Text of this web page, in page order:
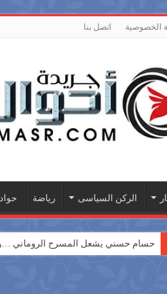
الخصوصية اتصل بنا
الركن السياسى رياضة
حسام حسني يشعل المسرح الروماني